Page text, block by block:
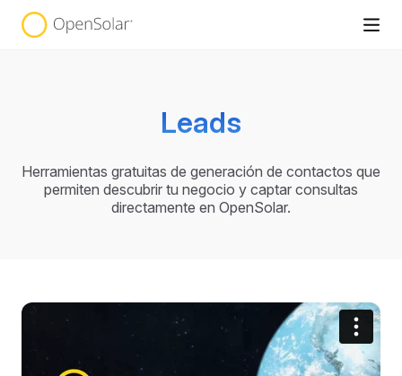
Leads
Herramientas gratuitas de generación de contactos que
permiten descubrir tu negocio y captar consultas
directamente en OpenSolar.